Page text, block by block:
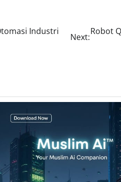
Industri
Next:
Robot